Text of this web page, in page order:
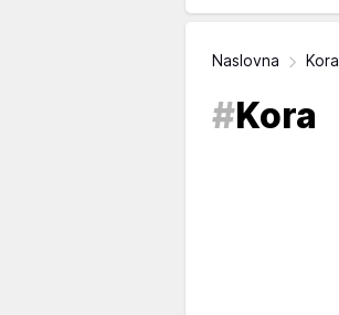
Naslovna Kora
#Kora